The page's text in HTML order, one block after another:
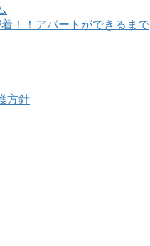
！！アパートができるまで
方針